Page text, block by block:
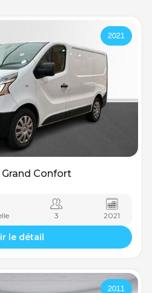
2021
Grand Confort
3 2021
le détail
2011